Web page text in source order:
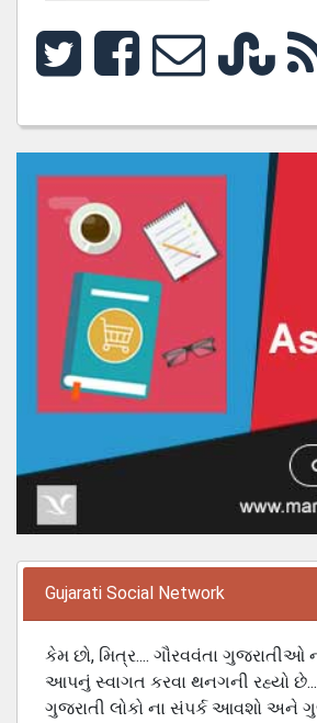
Gujarati Social Network
કેમ છો, મિત્ર.... ગૌરવવંતા ગુજરાતીઓ
આપનું સ્વાગત કરવા થનગની રહ્યો
ગુજરાતી લોકો ના સંપર્ક આવશો અને